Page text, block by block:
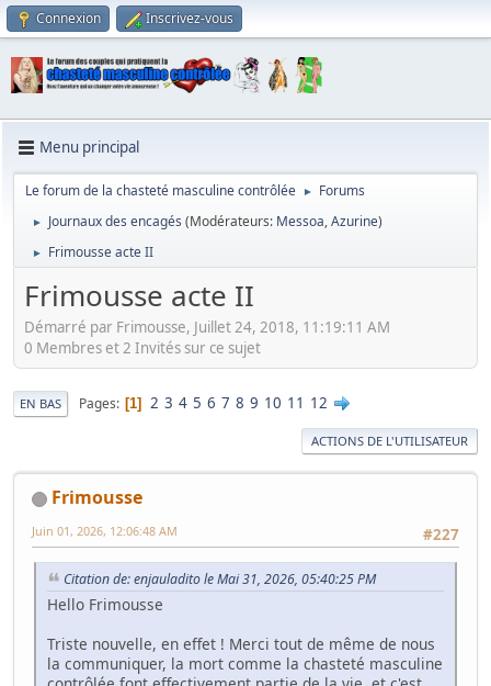
Connexion Inscrivez-vous
Menu principal
Le forum de la chasteté masculine contrôlée ► Forums
► Journaux des encagés (Modérateurs: Messoa,Azurine)
► Frimousse acte II
Frimousse acte II
Démarré par Frimousse, Juillet 24, 2018, 11:19:11 AM
0 Membres et 2 Invités sur ce sujet
EN BAS Pages 1 2 3 4 5 6 7 8 9 10 11 12
ACTIONS DE L'UTILISATEUR
Frimousse
#227
Juin 01, 2026, 12:06:48 AM
Citation de: enjauladito le Mai 31, 2026, 05:40:25 PM
Hello Frimousse
Triste nouvelle, en effet ! Merci tout de même de nous
la communiquer, la mort comme la chasteté masculine